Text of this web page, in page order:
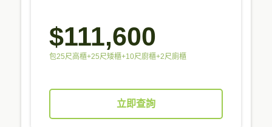
$111,600
包25尺高櫃+25尺矮櫃+10尺廚櫃+2尺廁櫃
立即查詢